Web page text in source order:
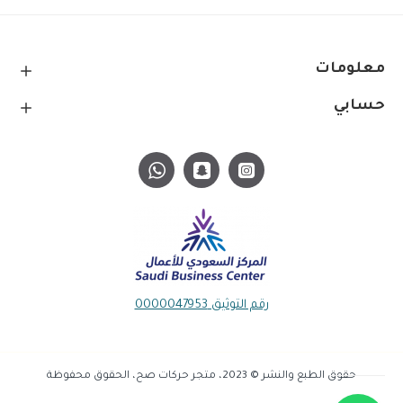
معلومات
حسابي
رقم التوثيق 0000047953
حقوق الطبع والنشر © 2023، متجر حركات صح، الحقوق محفوظة